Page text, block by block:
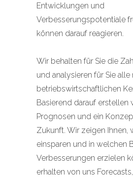
Entwicklungen und
Verbesserungspotentiale
können darauf reagieren.
Wir behalten für Sie die
und analysieren für Sie alle
betriebswirtschaftlichen
Basierend darauf erstellen
Prognosen und ein
Zukunft. Wir zeigen Ihnen,
einsparen und in welchen
Verbesserungen erzielen
erhalten von uns Forecasts,